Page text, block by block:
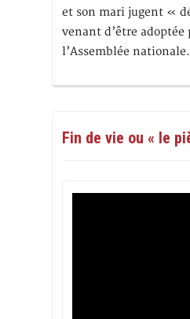
et son mari jugent «
venant d’être adoptée
l’Assemblée nationale.
Fin de vie ou « le